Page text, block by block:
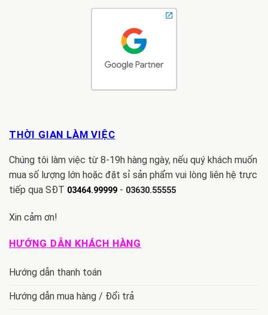
THỜI GIAN LÀM VIỆC
Chúng tôi làm việc từ 8-19h hàng ngày, nếu quý khách muốn
mua số lượng lớn hoặc đặt sỉ sản phẩm vui lòng liên hệ trực
tiếp qua SĐT 03464.99999 - 03630.55555
Xin cảm ơn!
HƯỚNG DẪN KHÁCH HÀNG
Hướng dẫn thanh toán
Hướng dẫn mua hàng / Đổi trả